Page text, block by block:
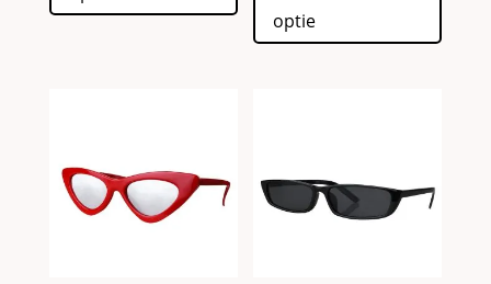
meerdere
variaties.
worden
optie